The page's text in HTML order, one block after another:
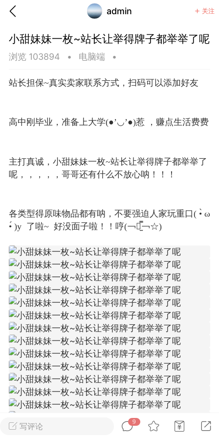
admin 关注
Dsisley女
曲奇小饼干
小姐姐 海航在飞空姐
写评论
9
小甜妹妹一枚~站长让举得牌子都举举了呢
浏览 103894 • 电脑端 •
站长担保~真实卖家联系方式，扫码可以添加好友
高中刚毕业，准备上大学(●’◡’●)惹 ，赚点生活费费
主打真诚，小甜妹妹一枚~站长让举得牌子都举举了
呢，，，，，哥哥还有什么不放心呐！！！
各类型得原味物品都有呐，不要强迫人家玩重口( •̀ ω
•́ )y 了啦~ 好没面子啦！！哼(￢︿̫̿￢☆)